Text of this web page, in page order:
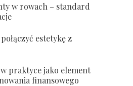
w rowach – standard
estetykę z
praktyce jako element
finansowego